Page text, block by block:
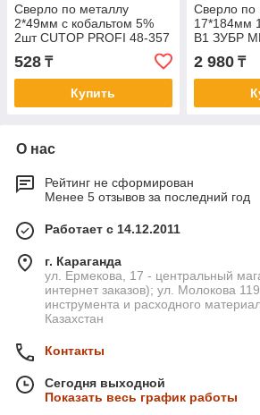
Сверло по металлу
2*49мм с кобальтом 5%
2шт CUTOP PROFI 48-357
528 ₸
Купить
Сверло по
17*184мм
В1 ЗУБР
2 980₸
О нас
Рейтинг не сформирован
Менее 5 отзывов за последний год
Работает с 14.12.2011
г. Караганда
ул. Ермекова, 17 - центральный
интернет заказов); ул. Молокова
инструмента и расходного
Казахстан
Контакты
Сегодня выходной
Показать весь график работы